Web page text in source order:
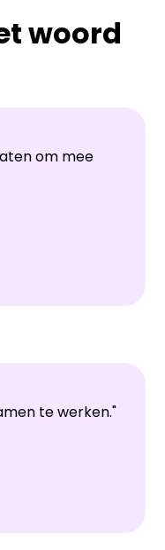
woord
om mee
te werken."